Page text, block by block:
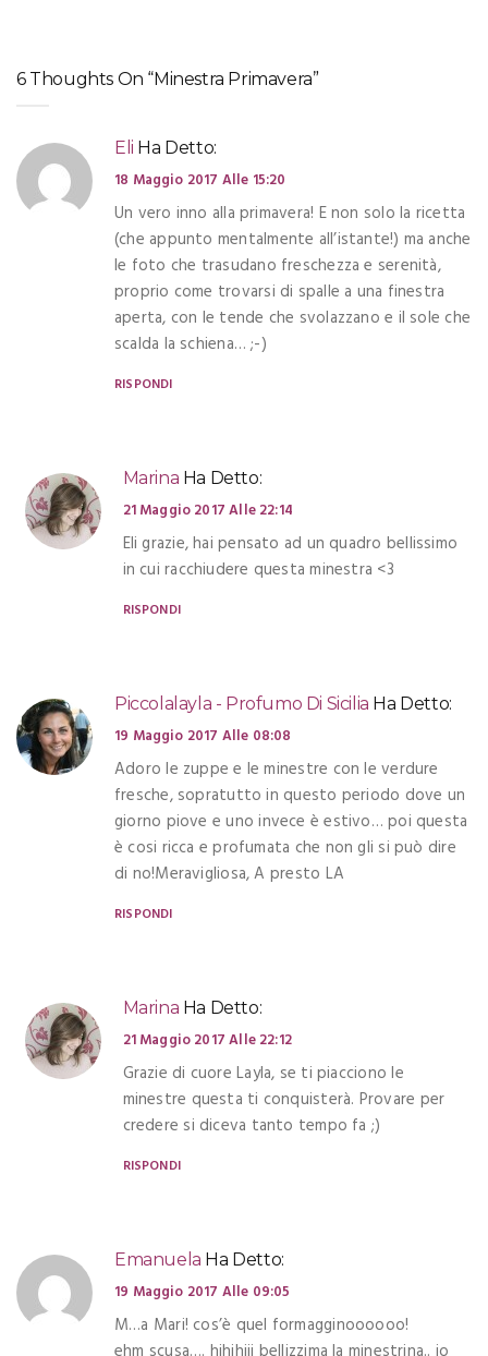
6 Thoughts On “Minestra Primavera”
Eli Ha Detto:
18 Maggio 2017 Alle 15:20
Un vero inno alla primavera! E non solo la ricetta
(che appunto mentalmente all’istante!) ma anche
le foto che trasudano freschezza e serenità,
proprio come trovarsi di spalle a una finestra
aperta, con le tende che svolazzano e il sole che
scalda la schiena… ;-)
RISPONDI
Marina Ha Detto:
21 Maggio 2017 Alle 22:14
Eli grazie, hai pensato ad un quadro bellissimo
in cui racchiudere questa minestra <3
RISPONDI
Piccolalayla - Profumo Di Sicilia Ha Detto:
19 Maggio 2017 Alle 08:08
Adoro le zuppe e le minestre con le verdure
fresche, sopratutto in questo periodo dove un
giorno piove e uno invece è estivo… poi questa
è cosi ricca e profumata che non gli si può dire
di no!Meravigliosa, A presto LA
RISPONDI
Marina Ha Detto:
21 Maggio 2017 Alle 22:12
Grazie di cuore Layla, se ti piacciono le
minestre questa ti conquisterà. Provare per
credere si diceva tanto tempo fa ;)
RISPONDI
Emanuela Ha Detto:
19 Maggio 2017 Alle 09:05
M…a Mari! cos’è quel formagginoooooo!